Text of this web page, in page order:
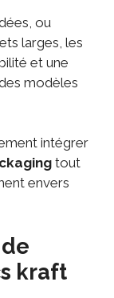
ou
larges, les
et une
modèles
intégrer
tout
envers
kraft